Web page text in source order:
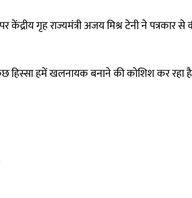
केंद्रीय गृह राज्यमंत्री अजय मिश्र टेनी ने पत्रकार से
हिस्सा हमें खलनायक बनाने की कोशिश कर रहा है-